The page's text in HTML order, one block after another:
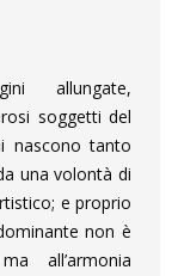
allungate,
soggetti del
nascono tanto
una volontà di
e proprio
non è
all’armonia